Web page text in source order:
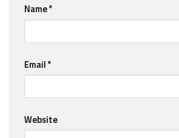
Name*
Email*
Website